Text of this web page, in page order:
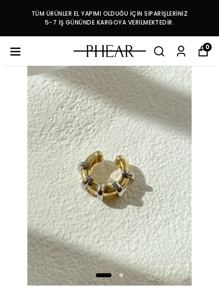
TÜM ÜRÜNLER EL YAPIMI OLDUĞU İÇİN SİPARİŞLERİNİZ
5-7 İŞ GÜNÜNDE KARGOYA VERİLMEKTEDİR.
0